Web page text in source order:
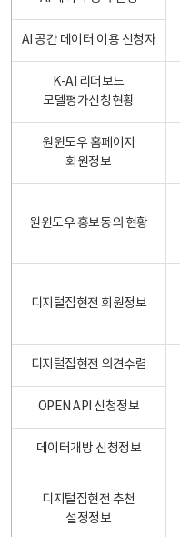
AI 공간 데이터 이용 신청자
K-AI 리더보드
모델평가신청현황
원윈도우 홈페이지
회원정보
원윈도우 홍보동의 현황
디지털집현전 회원정보
디지털집현전 의견수렴
OPEN API 신청정보
데이터개방 신청정보
디지털집현전 추천
설정정보